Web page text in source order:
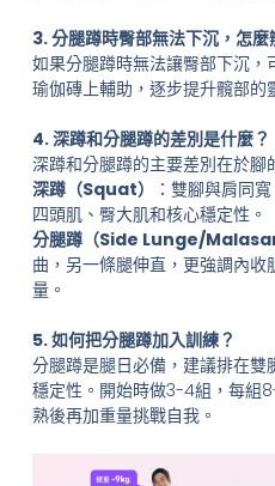
3. 分腿蹲時臀部無法下沉，怎麼
如果分腿蹲時無法讓臀部下沉
瑜伽磚上輔助，逐步提升髖部的
4. 深蹲和分腿蹲的差別是什麼？
深蹲和分腿蹲的主要差別在於腳
深蹲（Squat）
：雙腳與肩同
四頭肌、臀大肌和核心穩定性。
分腿蹲（Side Lunge/
曲，另一條腿伸直，更強調內
量。
5.如何把分腿蹲加入訓練？
分腿蹲是腿日必備，建議排在
穩定性。開始時做3-4組，每組
熟後再加重量挑戰自我。